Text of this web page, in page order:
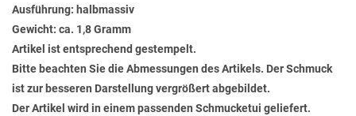
Ausführung: halbmassiv
Gewicht: ca. 1,8 Gramm
Artikel ist entsprechend gestempelt.
Bitte beachten Sie die Abmessungen des Artikels. Der Schmuck
ist zur besseren Darstellung vergrößert abgebildet.
Der Artikel wird in einem passenden Schmucketui geliefert.